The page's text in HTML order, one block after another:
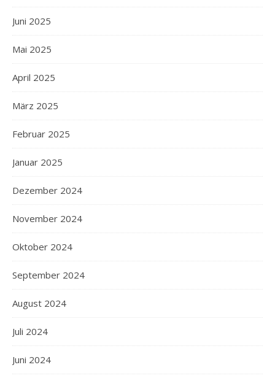
Juni 2025
Mai 2025
April 2025
März 2025
Februar 2025
Januar 2025
Dezember 2024
November 2024
Oktober 2024
September 2024
August 2024
Juli 2024
Juni 2024